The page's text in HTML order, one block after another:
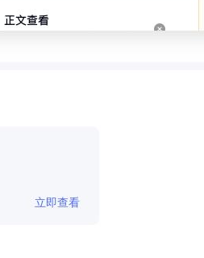
立即查看